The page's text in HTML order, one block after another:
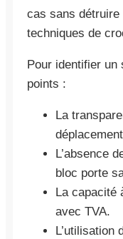
cas sans
techniques de
Pour identifier
points :
La
L’absence
bloc porte
La capacité
avec TVA.
L’utilisation